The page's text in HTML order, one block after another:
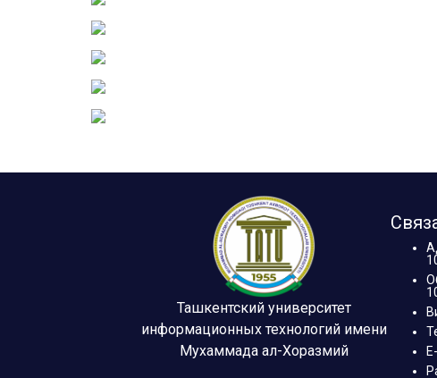
Ташкентский университет
информационных технологий имени
Мухаммада ал-Хоразмий